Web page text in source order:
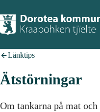
Länktips
Ätstörningar
Om tankarna på mat